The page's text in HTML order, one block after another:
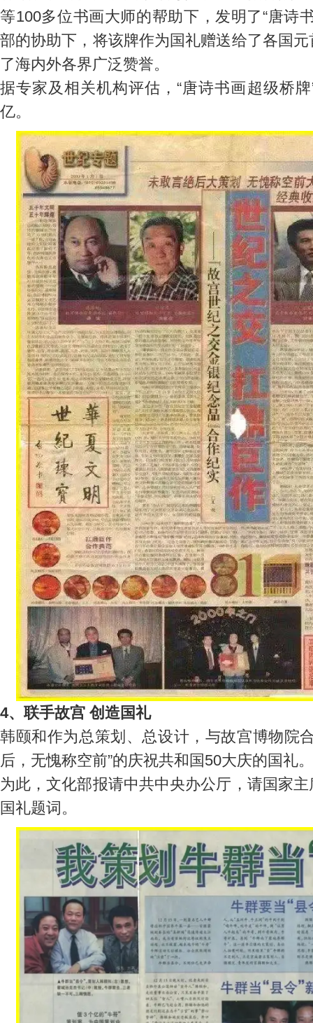
等100多位书画大师的帮助下，发明了“唐诗
部的协助下，将该牌作为国礼赠送给了各国
了海内外各界广泛赞誉。
据专家及相关机构评估，“唐诗书画超级桥
亿。
4、联手故宫 创造国礼
韩颐和作为总策划、总设计，与故宫博物院
后，无愧称空前”的庆祝共和国50大庆的国礼。
为此，文化部报请中共中央办公厅，请国家
国礼题词。